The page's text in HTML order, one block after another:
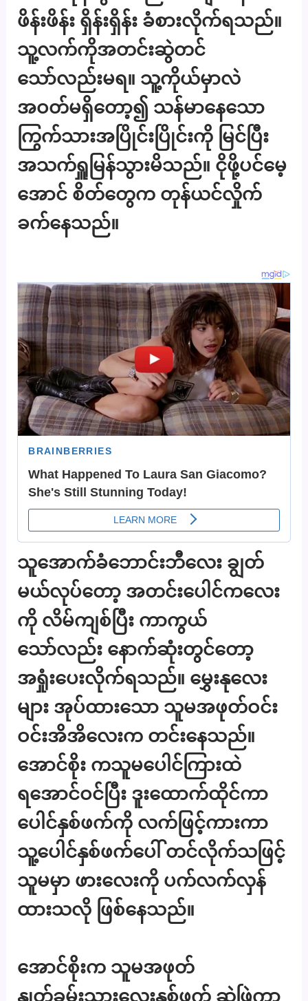
ဖိန်းဖိန်း ရှိန်းရှိန်း ခံစားလိုက်ရသည်။
သူ့လက်ကိုအတင်းဆွဲတင်
သော်လည်းမရ။ သူ့ကိုယ်မှာလဲ
အဝတ်မရှိတော့၍ သန်မာနေသော
ကြွက်သားအပြိုင်းပြိုင်းကို မြင်ပြီး
အသက်ရှူမြန်သွားမိသည်။ ငိုဖို့ပင်မေ့
အောင် စိတ်တွေက တုန်ယင်လှိုက်
ခက်နေသည်။
သူအောက်ခံဘောင်းဘီလေး ချွတ်
မယ်လုပ်တော့ အတင်းပေါင်ကလေး
ကို လိမ်ကျစ်ပြီး ကာကွယ်
သော်လည်း နောက်ဆုံးတွင်တော့
အရှုံးပေးလိုက်ရသည်။ မွှေးနုလေး
များ အုပ်ထားသော သူမအဖုတ်ဝင်း
ဝင်းအိအိလေးက တင်းနေသည်။
အောင်စိုး ကသူမပေါင်ကြားထဲ
ရအောင်ဝင်ပြီး ဒူးထောက်ထိုင်ကာ
ပေါင်နှစ်ဖက်ကို လက်ဖြင့်ကားကာ
သူ့ပေါင်နှစ်ဖက်ပေါ် တင်လိုက်သဖြင့်
သူမမှာ ဖားလေးကို ပက်လက်လှန်
ထားသလို ဖြစ်နေသည်။
အောင်စိုးက သူမအဖုတ်
နှုတ်ခမ်းသားလေးနှစ်ဖက် ဆွဲဖြဲကာ